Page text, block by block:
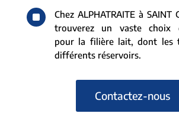
^
Chez ALPHATRAITE à SAINT
trouverez un vaste choix
pour la filière lait, dont les
différents réservoirs.
Contactez-nous